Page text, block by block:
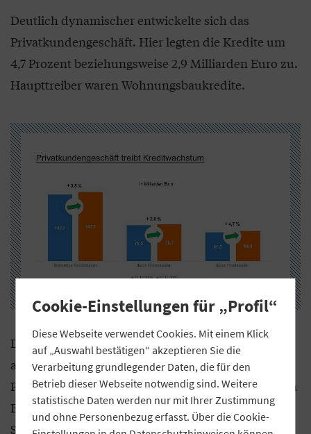
Deutlich dynamischer entwickelte sich das
Privatkundengeschäft. Hier legten die Kredite um
4,7 Prozent beziehungsweise 2,9 Milliarden Euro zu.
Haupttreiber waren Wohnungsbaukredite.
Das Neugeschäft im Wohnungsbau belief sich 2025
auf rund 17,3 Milliarden Euro und lag damit etwa 30
Prozent über dem Vorjahreswert von 13,3 Milliarden
Euro. Damit nähert sich das Volumen wieder den
Spitzenjahren 2020 bis 2022 an. „Nach wie vor
Cookie-Einstellungen für „Profil“
Diese Webseite verwendet Cookies. Mit einem Klick
auf „Auswahl bestätigen“ akzeptieren Sie die
Verarbeitung grundlegender Daten, die für den
Betrieb dieser Webseite notwendig sind. Weitere
statistische Daten werden nur mit Ihrer Zustimmung
und ohne Personenbezug erfasst. Über die Cookie-